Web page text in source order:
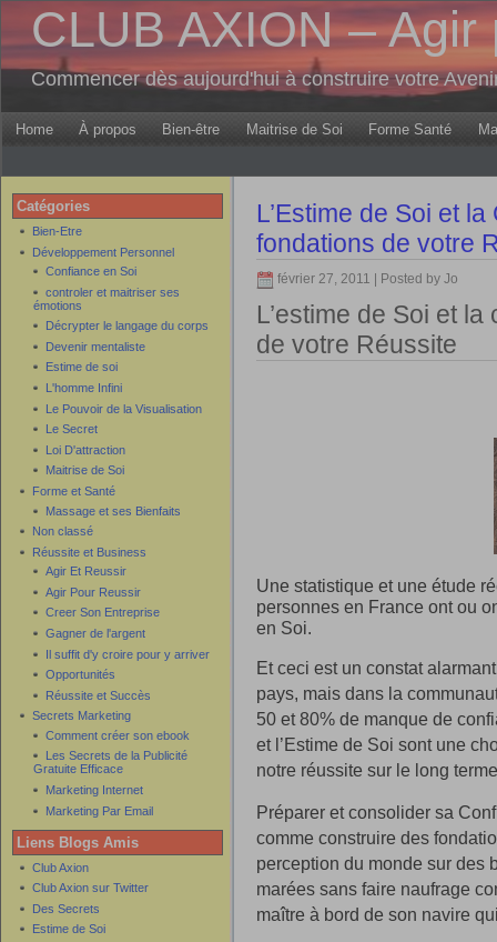
CLUB AXION – Agir
Commencer dès aujourd'hui à construire votre
Home À propos Bien-être Maitrise de Soi Forme Santé
Catégories
Bien-Etre
Développement Personnel
Confiance en Soi
controler et maitriser ses
émotions
Décrypter le langage du corps
Devenir mentaliste
Estime de soi
L'homme Infini
Le Pouvoir de la Visualisation
Le Secret
Loi D'attraction
Maitrise de Soi
Forme et Santé
Massage et ses Bienfaits
Non classé
Réussite et Business
Agir Et Reussir
Agir Pour Reussir
Creer Son Entreprise
Gagner de l'argent
Il suffit d'y croire pour y arriver
Opportunités
Réussite et Succès
Secrets Marketing
Comment créer son ebook
Les Secrets de la Publicité
Gratuite Efficace
Marketing Internet
Marketing Par Email
Liens Blogs Amis
Club Axion
Club Axion sur Twitter
Des Secrets
Estime de Soi
L’Estime de Soi et
fondations de votre
février 27, 2011 | Posted by Jo
L’estime de Soi et
de votre Réussite
Une statistique et une étude
personnes en France ont ou
en Soi.
Et ceci est un constat
pays, mais dans la
50 et 80% de manque de
et l’Estime de Soi sont une
notre réussite sur le long
Préparer et consolider sa
comme construire des
perception du monde sur des
marées sans faire naufrage
maître à bord de son navire